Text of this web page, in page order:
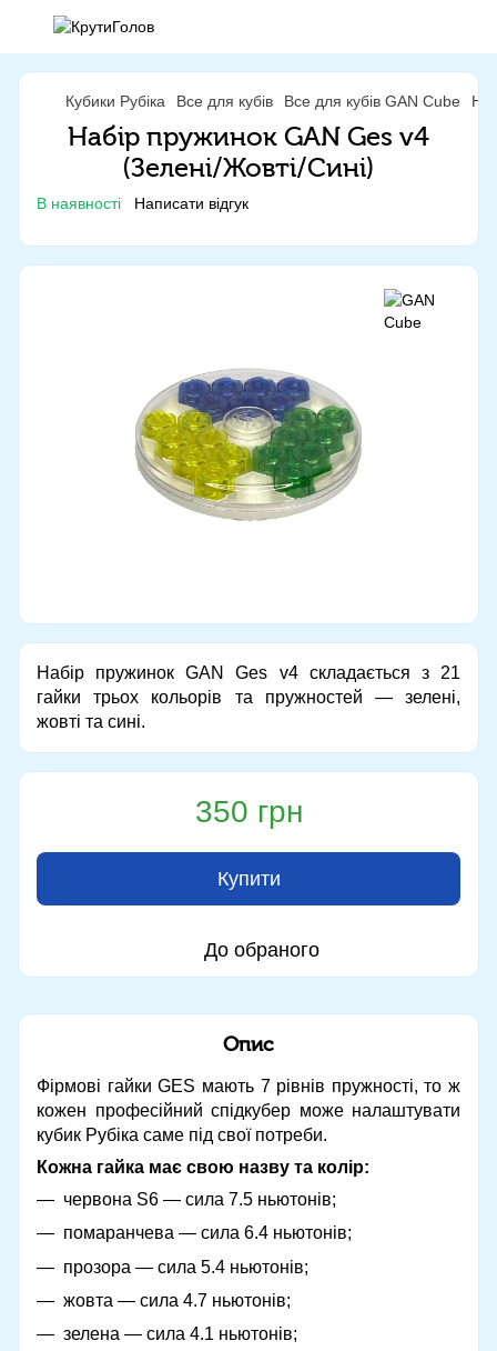
Кубики Рубіка Все для кубів Все для кубів GAN Cube
Набір пружинок GAN Ges v4
(Зелені/Жовті/Сині)
В наявності Написати відгук
Набір пружинок GAN Ges v4 складається з 21
гайки трьох кольорів та пружностей — зелені,
жовті та сині.
350 грн
Купити
До обраного
Опис
Фірмові гайки GES мають 7 рівнів пружності, то ж
кожен професійний спідкубер може налаштувати
кубик Рубіка саме під свої потреби.
Кожна гайка має свою назву та колір:
червона S6 — сила 7.5 ньютонів;
помаранчева — сила 6.4 ньютонів;
прозора — сила 5.4 ньютонів;
жовта — сила 4.7 ньютонів;
зелена — сила 4.1 ньютонів;